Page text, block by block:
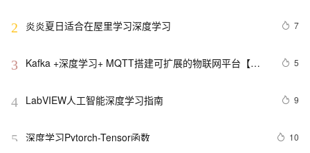
2 炎炎夏日适合在屋里学习深度学习 7
3
Kafka +深度学习+ MQTT搭建可扩展的物联网平台【附
5
4 LabVIEW人工智能深度学习指南 9
5 深度学习Pytorch-Tensor函数 10